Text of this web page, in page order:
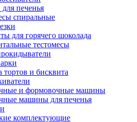
печенья
спиральные
для горячего шоколада
тестомесы
тортов и бисквита
и формовочные машины
машины для печенья
комплектующие